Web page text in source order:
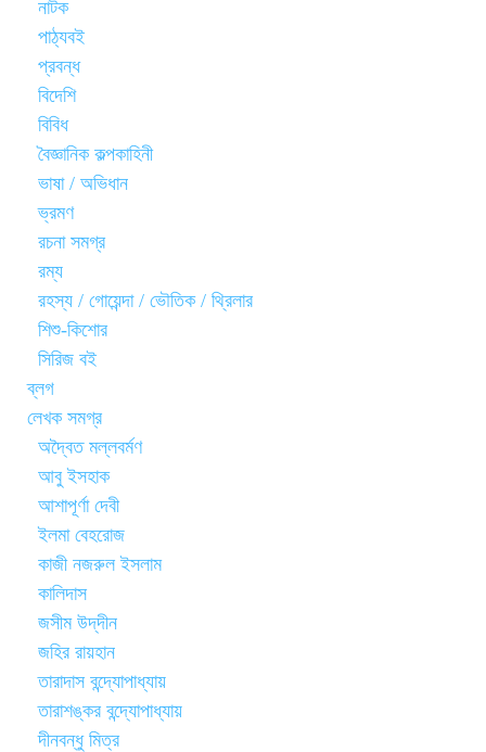
নাটক
পাঠ্যবই
প্রবন্ধ
বিদেশি
বিবিধ
বৈজ্ঞানিক কল্পকাহিনী
ভাষা / অভিধান
ভ্রমণ
রচনা সমগ্র
রম্য
রহস্য / গোয়েন্দা / ভৌতিক / থ্রিলার
শিশু-কিশোর
সিরিজ বই
ব্লগ
লেখক সমগ্র
অদ্বৈত মল্লবর্মণ
আবু ইসহাক
আশাপূর্ণা দেবী
ইলমা বেহরোজ
কাজী নজরুল ইসলাম
কালিদাস
জসীম উদ্‌দীন
জহির রায়হান
তারাদাস বন্দ্যোপাধ্যায়
তারাশঙ্কর বন্দ্যোপাধ্যায়
দীনবন্ধু মিত্র